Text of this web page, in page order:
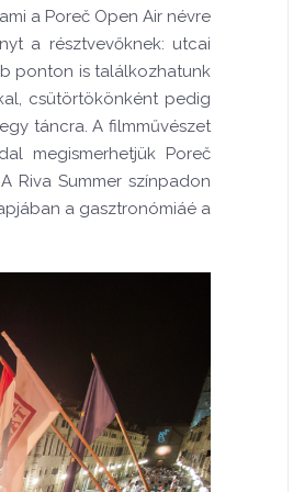
a Poreč Open Air névre
a résztvevőknek: utcai
ponton is találkozhatunk
csütörtökönként pedig
táncra. A filmművészet
megismerhetjük Poreč
Riva Summer színpadon
a gasztronómiáé a